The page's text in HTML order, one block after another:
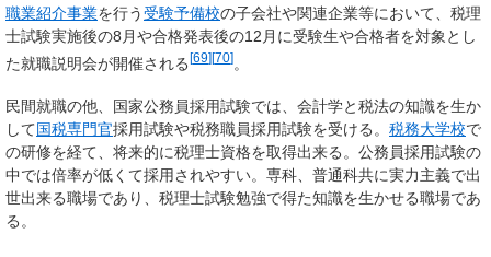
職業紹介事業を行う受験予備校の子会社や関連企業等において、税理
士試験実施後の8月や合格発表後の12月に受験生や合格者を対象とし
た就職説明会が開催される [69][70] 。
民間就職の他、国家公務員採用試験では、会計学と税法の知識を生か
して国税専門官採用試験や税務職員採用試験を受ける。 税務大学校で
の研修を経て、将来的に税理士資格を取得出来る。公務員採用試験の
中では倍率が低くて採用されやすい。専科、普通科共に実力主義で出
世出来る職場であり、税理士試験勉強で得た知識を生かせる職場であ
る。